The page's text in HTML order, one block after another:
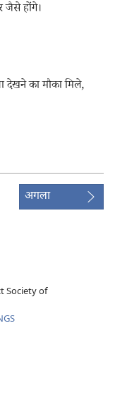
जैसे होंगे।
देखने का मौका मिले,
अगला
Society of